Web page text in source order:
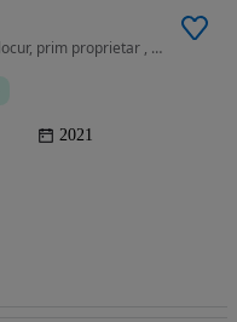
1499 cm3 • 130 CP • Opel COMBO Life 7 locur, prim proprietar , stare buna.
2021